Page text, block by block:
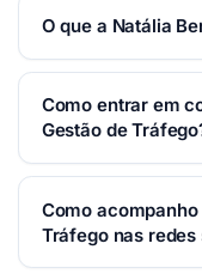
Aceitamos:
O que a Natália
Gestor de Tráfego
Bendini e sou
locais através do
vendas e
no Facebook Ads
Como entrar em
Gestão de
Você pode falar
Tráfego por
Como
Tráfego nas redes